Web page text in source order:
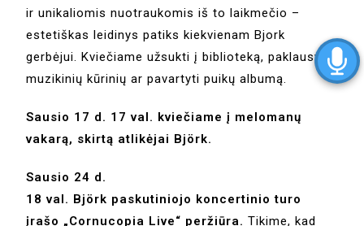
ir unikaliomis nuotraukomis iš to laikmečio –
estetiškas leidinys patiks kiekvienam Bjork
gerbėjui. Kviečiame užsukti į biblioteką, paklausyti
muzikinių kūrinių ar pavartyti puikų albumą.
Sausio 17 d. 17 val. kviečiame į melomanų
vakarą, skirtą atlikėjai Björk.
Sausio 24 d.
18 val. Björk paskutiniojo koncertinio turo
įrašo „Cornucopia Live“ peržiūra. Tikime, kad